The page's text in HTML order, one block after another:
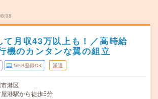
08
て月収43万以上も！／高時給
機のカンタンな翼の組立
WEB登録OK 派遣
港区
港駅から徒歩5分